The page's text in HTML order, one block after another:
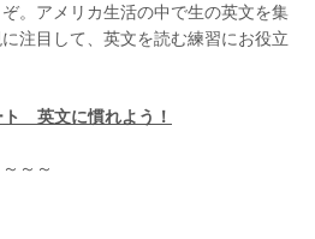
。アメリカ生活の中で生の英文を集
注目して、英文を読む練習にお役立
英文に慣れよう！
～～